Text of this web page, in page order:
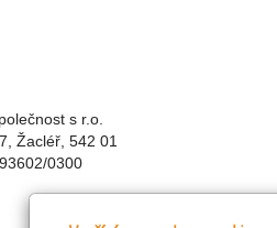
s r.o.
Žacléř, 542 01
0300